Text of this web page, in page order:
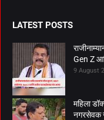
LATEST POSTS
Gen Z
9 August
महिला
नगरसेवक